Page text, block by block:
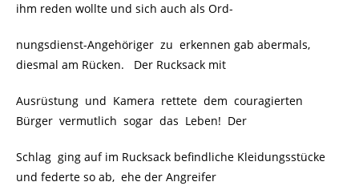
ihm reden wollte und sich auch als Ord-
nungsdienst-Angehöriger zu erkennen gab abermals,
diesmal am Rücken. Der Rucksack mit
Ausrüstung und Kamera rettete dem couragierten
Bürger vermutlich sogar das Leben! Der
Schlag ging auf im Rucksack befindliche Kleidungsstücke
und federte so ab, ehe der Angreifer